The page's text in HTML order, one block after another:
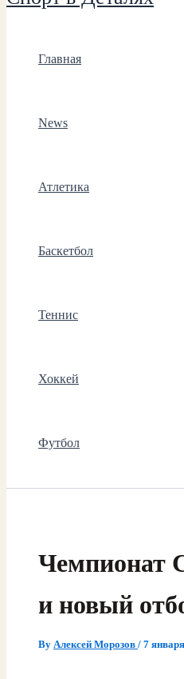
Главная
News
Атлетика
Баскетбол
Теннис
Хоккей
Футбол
Чемпионат
и новый
By Алексей Морозов / 7